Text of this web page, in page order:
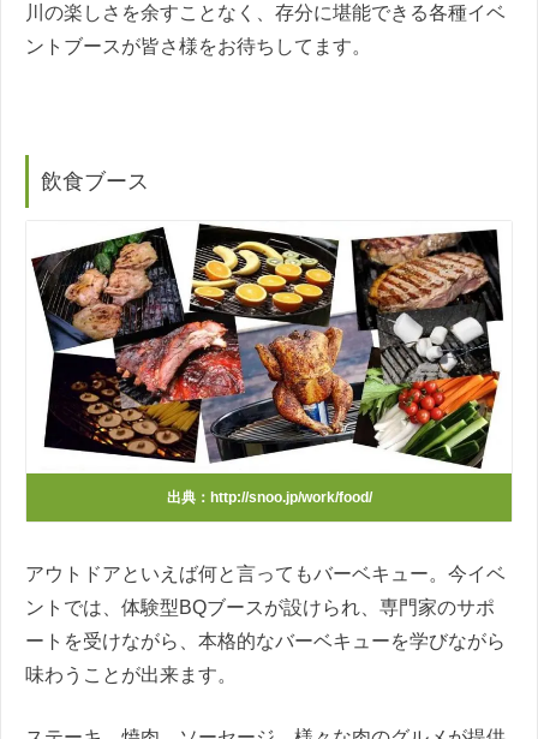
川の楽しさを余すことなく、存分に堪能できる各種イベ
ントブースが皆さ様をお待ちしてます。
飲食ブース
出典：http://snoo.jp/work/food/
アウトドアといえば何と言ってもバーベキュー。今イベ
ントでは、体験型BQブースが設けられ、専門家のサポ
ートを受けながら、 本格的なバーベキューを学びながら
味わうことが出来ます。